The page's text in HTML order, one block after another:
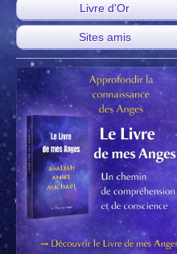
Livre d'Or
Sites amis